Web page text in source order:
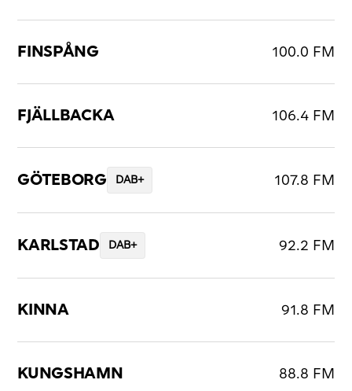
FINSPÅNG 100.0 FM
FJÄLLBACKA 106.4 FM
GÖTEBORG DAB+ 107.8 FM
KARLSTAD DAB+ 92.2 FM
KINNA 91.8 FM
KUNGSHAMN 88.8 FM